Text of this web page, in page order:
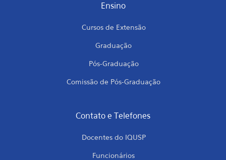
Ensino
Cursos de Extensão
Graduação
Pós-Graduação
Comissão de Pós-Graduação
Contato e Telefones
Docentes do IQUSP
Funcionários